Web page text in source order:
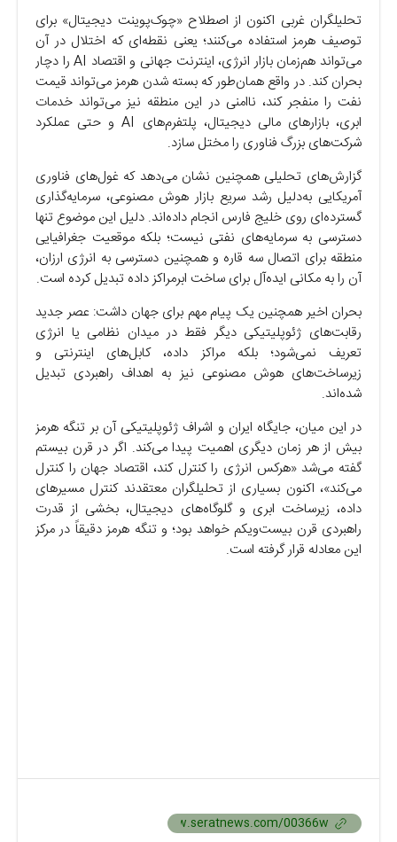
تحلیلگران غربی اکنون از اصطلاح «چوک‌پوینت دیجیتال» برای
توصیف هرمز استفاده می‌کنند؛ یعنی نقطه‌ای که اختلال در آن
می‌تواند هم‌زمان بازار انرژی، اینترنت جهانی و اقتصاد AI را دچار
بحران کند. در واقع همان‌طور که بسته شدن هرمز می‌تواند قیمت
نفت را منفجر کند، ناامنی در این منطقه نیز می‌تواند خدمات
ابری، بازارهای مالی دیجیتال، پلتفرم‌های AI و حتی عملکرد
شرکت‌های بزرگ فناوری را مختل سازد.
گزارش‌های تحلیلی همچنین نشان می‌دهد که غول‌های فناوری
آمریکایی به‌دلیل رشد سریع بازار هوش مصنوعی، سرمایه‌گذاری
گسترده‌ای روی خلیج فارس انجام داده‌اند. دلیل این موضوع تنها
دسترسی به سرمایه‌های نفتی نیست؛ بلکه موقعیت جغرافیایی
منطقه برای اتصال سه قاره و همچنین دسترسی به انرژی ارزان،
آن را به مکانی ایده‌آل برای ساخت ابرمراکز داده تبدیل کرده است.
بحران اخیر همچنین یک پیام مهم برای جهان داشت: عصر جدید
رقابت‌های ژئوپلیتیکی دیگر فقط در میدان نظامی یا انرژی
تعریف نمی‌شود؛ بلکه مراکز داده، کابل‌های اینترنتی و
زیرساخت‌های هوش مصنوعی نیز به اهداف راهبردی تبدیل
شده‌اند.
در این میان، جایگاه ایران و اشراف ژئوپلیتیکی آن بر تنگه هرمز
بیش از هر زمان دیگری اهمیت پیدا می‌کند. اگر در قرن بیستم
گفته می‌شد «هرکس انرژی را کنترل کند، اقتصاد جهان را کنترل
می‌کند»، اکنون بسیاری از تحلیلگران معتقدند کنترل مسیرهای
داده، زیرساخت ابری و گلوگاه‌های دیجیتال، بخشی از قدرت
راهبردی قرن بیست‌ویکم خواهد بود؛ و تنگه هرمز دقیقاً در مرکز
این معادله قرار گرفته است.